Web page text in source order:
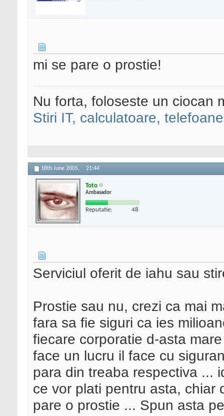
mi se pare o prostie!
Nu forta, foloseste un ciocan
Stiri IT, calculatoare, telefoane
18th June 2005, 21:44
Toto
Ambasador
Reputatie: 48
Serviciul oferit de iahu sau
Prostie sau nu, crezi ca mai
fara sa fie siguri ca ies
fiecare corporatie d-asta
face un lucru il face cu
para din treaba respectiva ...
ce vor plati pentru asta, chiar
pare o prostie ... Spun asta